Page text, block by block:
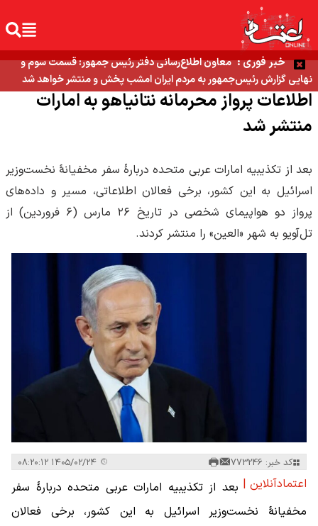
خبر فوری : معاون اطلاع‌رسانی دفتر رئیس جمهور: قسمت سوم و
نهایی گزارش رئیس‌جمهور به مردم ایران امشب پخش و منتشر خواهد شد
اطلاعات پرواز محرمانه نتانیاهو به امارات
منتشر شد
بعد از تکذیبیه امارات عربی متحده دربارۀ سفر مخفیانۀ نخست‌وزیر
اسرائیل به این کشور، برخی فعالان اطلاعاتی، مسیر و داده‌های
پرواز دو هواپیمای شخصی در تاریخ ۲۶ مارس (۶ فروردین) از
تل‌آویو به شهر «العین» را منتشر کردند.
کد خبر: 773246
اعتمادآنلاین | بعد از تکذیبیه امارات عربی متحده دربارۀ سفر
مخفیانۀ نخست‌وزیر اسرائیل به این کشور، برخی فعالان